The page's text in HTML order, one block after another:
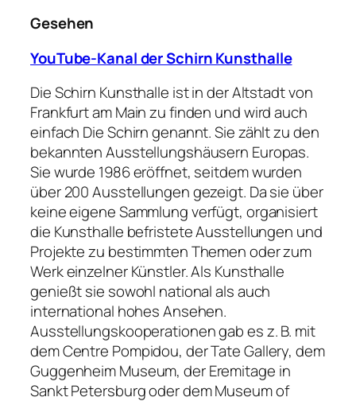
Gesehen
YouTube-Kanal der Schirn Kunsthalle
Die Schirn Kunsthalle ist in der Altstadt von
Frankfurt am Main zu finden und wird auch
einfach Die Schirn genannt. Sie zählt zu den
bekannten Ausstellungshäusern Europas.
Sie wurde 1986 eröffnet, seitdem wurden
über 200 Ausstellungen gezeigt. Da sie über
keine eigene Sammlung verfügt, organisiert
die Kunsthalle befristete Ausstellungen und
Projekte zu bestimmten Themen oder zum
Werk einzelner Künstler. Als Kunsthalle
genießt sie sowohl national als auch
international hohes Ansehen.
Ausstellungskooperationen gab es z. B. mit
dem Centre Pompidou, der Tate Gallery, dem
Guggenheim Museum, der Eremitage in
Sankt Petersburg oder dem Museum of